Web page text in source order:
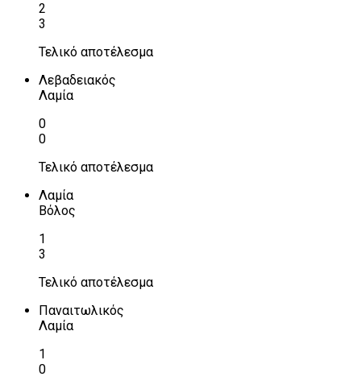
2
3
Τελικό αποτέλεσμα
Λεβαδειακός
Λαμία
0
0
Τελικό αποτέλεσμα
Λαμία
Βόλος
1
3
Τελικό αποτέλεσμα
Παναιτωλικός
Λαμία
1
0